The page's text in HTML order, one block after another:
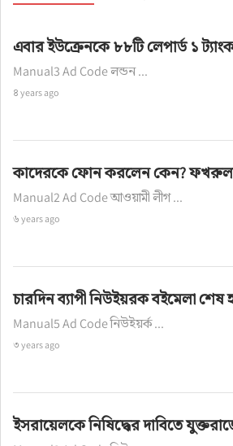
এবার ইউক্রেনকে ৮৮টি লেপার্ড ১ ট্যাংক
Manual3 Ad Code লন্ডন ...
৪ years ago
কাদেরকে ফোন করলেন কেন?
Manual2 Ad Code আওয়ামী লীগ ...
৬ years ago
চারদিন ব্যাপী নিউইয়রক বইমেলা শেষ
Manual5 Ad Code নিউইয়র্ক ...
৩ years ago
ইসরায়েলকে নিষিদ্ধের দাবিতে